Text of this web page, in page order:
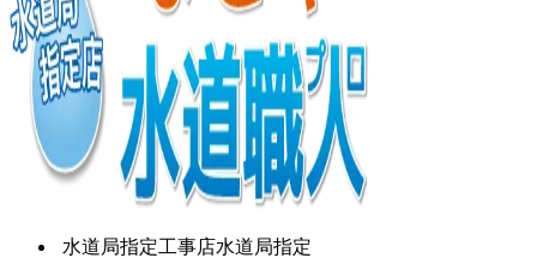
水道局指定工事店水道局指定